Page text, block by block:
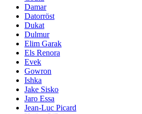
Damar
Datorröst
Dukat
Dulmur
Elim Garak
Els Renora
Evek
Gowron
Ishka
Jake Sisko
Jaro Essa
Jean-Luc Picard